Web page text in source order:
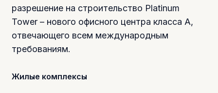
разрешение на строительство Platinum
Tower – нового офисного центра класса А,
отвечающего всем международным
требованиям.
Жилые комплексы